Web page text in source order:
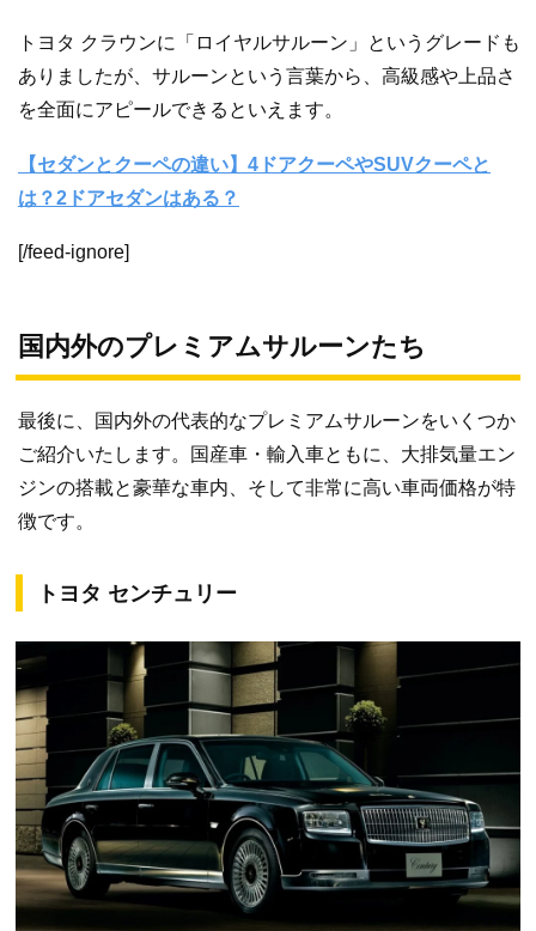
トヨタ クラウンに「ロイヤルサルーン」というグレードも
ありましたが、サルーンという言葉から、高級感や上品さ
を全面にアピールできるといえます。
【セダンとクーペの違い】4ドアクーペやSUVクーペと
は？2ドアセダンはある？
[/feed-ignore]
国内外のプレミアムサルーンたち
最後に、国内外の代表的なプレミアムサルーンをいくつか
ご紹介いたします。国産車・輸入車ともに、大排気量エン
ジンの搭載と豪華な車内、そして非常に高い車両価格が特
徴です。
トヨタ センチュリー